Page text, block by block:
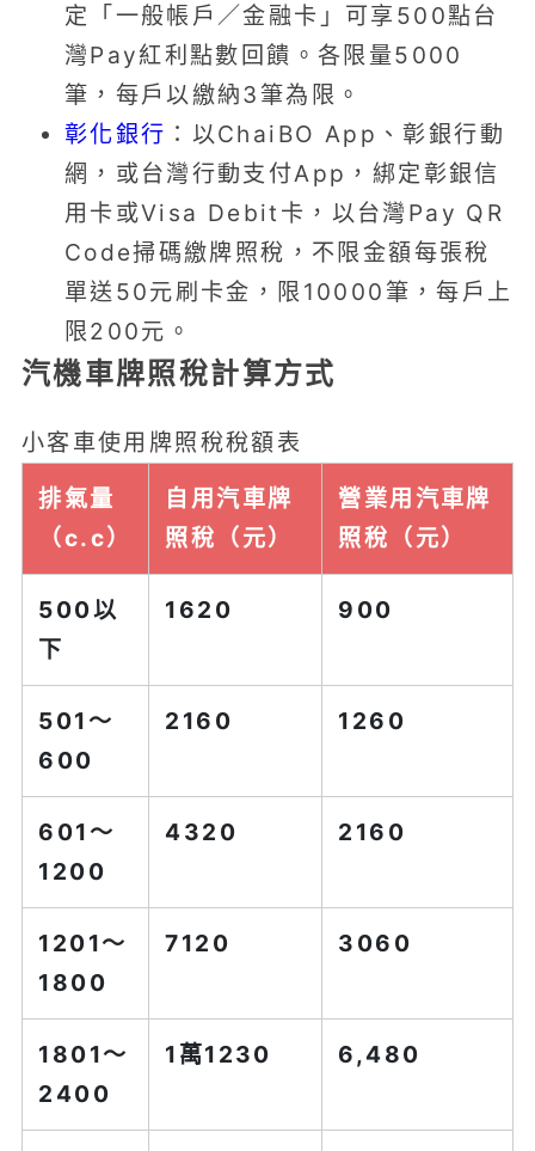
定「一般帳戶／金融卡」可享500點台
灣Pay紅利點數回饋。各限量5000
筆，每戶以繳納3筆為限。
彰化銀行 ：以ChaiBO App、彰銀行動
網，或台灣行動支付App，綁定彰銀信
用卡或Visa Debit卡，以台灣Pay QR
Code掃碼繳牌照稅，不限金額每張稅
單送50元刷卡金，限10000筆，每戶上
限200元。
汽機車牌照稅計算方式
小客車使用牌照稅稅額表
排氣量
（c.c）
自用汽車牌
照稅（元）
營業用汽車牌
照稅（元）
500以
下
1620 900
501～
600
2160 1260
601～
1200
4320 2160
1201～
1800
7120 3060
1801～
2400
1萬1230 6,480